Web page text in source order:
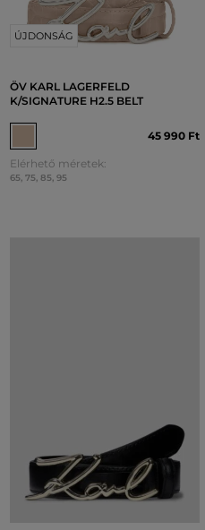
ÚJDONSÁG
ÖV KARL LAGERFELD
K/SIGNATURE H2.5 BELT
45 990 Ft
Elérhető méretek:
65, 75, 85, 95